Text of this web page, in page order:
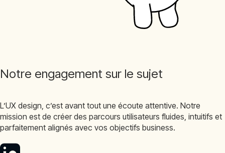
Notre engagement sur le sujet
L’UX design, c’est avant tout une écoute attentive. Notre
mission est de créer des parcours utilisateurs fluides, intuitifs et
parfaitement alignés avec vos objectifs business.